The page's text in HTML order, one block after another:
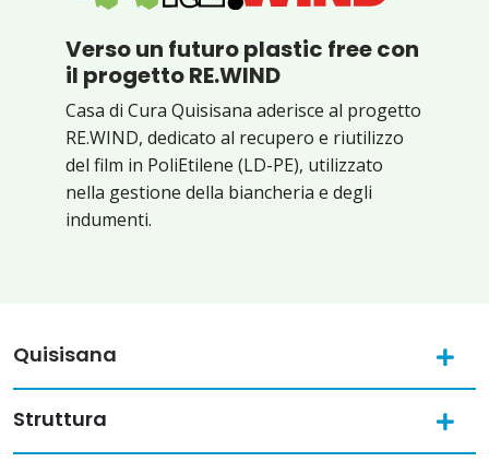
Verso un futuro plastic free con
il progetto RE.WIND
Casa di Cura Quisisana aderisce al progetto
RE.WIND, dedicato al recupero e riutilizzo
del film in PoliEtilene (LD-PE), utilizzato
nella gestione della biancheria e degli
indumenti.
Quisisana
Struttura